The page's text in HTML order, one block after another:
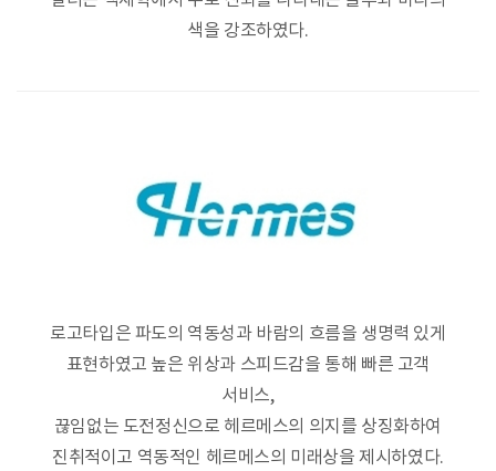
색을 강조하였다.
로고타입은 파도의 역동성과 바람의 흐름을 생명력 있게
표현하였고 높은 위상과 스피드감을 통해 빠른 고객
서비스,
끊임없는 도전정신으로 헤르메스의 의지를 상징화하여
진취적이고 역동적인 헤르메스의 미래상을 제시하였다.